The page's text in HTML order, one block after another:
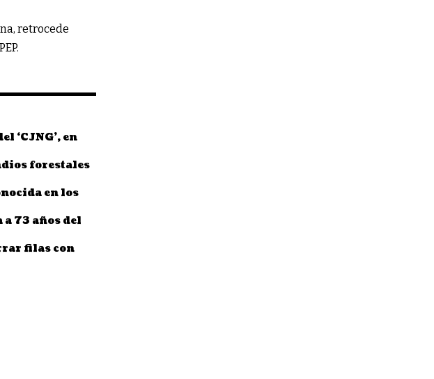
retrocede
‘CJNG’, en
forestales
en los
a 73 años del
filas con